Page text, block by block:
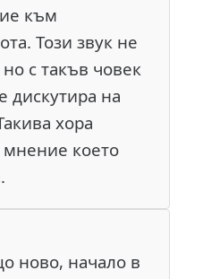
към
Този звук не
с такъв човек
дискутира на
хора
мнение което
ново, начало в